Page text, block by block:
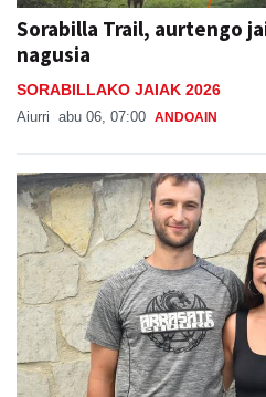
Sorabilla Trail, aurtengo
nagusia
SORABILLAKO JAIAK 2026
Aiurri abu 06, 07:00 ANDOAIN